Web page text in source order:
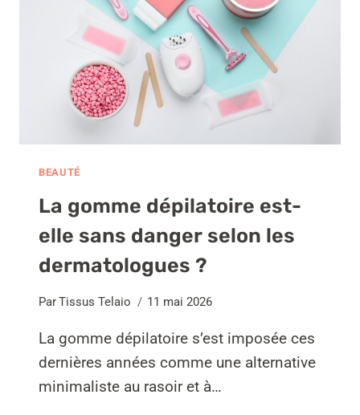
?
BEAUTÉ
La gomme dépilatoire est-
elle sans danger selon les
dermatologues ?
ParTissus Telaio 11 mai 2026
La gomme dépilatoire s’est imposée ces
dernières années comme une alternative
minimaliste au rasoir et à…